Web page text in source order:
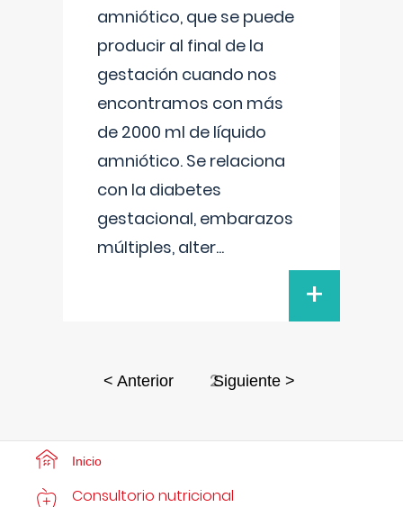
amniótico, que se puede
producir al final de la
gestación cuando nos
encontramos con más
de 2000 ml de líquido
amniótico. Se relaciona
con la diabetes
gestacional, embarazos
múltiples, alter...
+
< Anterior 2Siguiente >
Inicio
Consultorio nutricional